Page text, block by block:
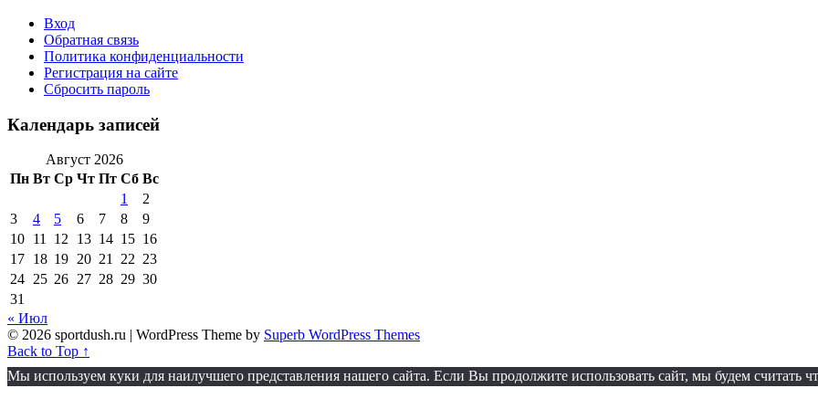
Вход
Обратная связь
Политика конфиденциальности
Регистрация на сайте
Сбросить пароль
Календарь записей
Август 2026
Пн Вт Ср Чт Пт Сб Вс
1
2
3
4 5 6 7 8
9
10 11 12 13 14 15 16
17 18 19 20 21 22 23
24 25 26 27 28 29 30
31
« Июл
© 2026 sportdush.ru | WordPress Theme by Superb WordPress Themes
Back to Top ↑
Мы используем куки для наилучшего представления нашего сайта. Если Вы продолжите использовать сайт, мы будем считать